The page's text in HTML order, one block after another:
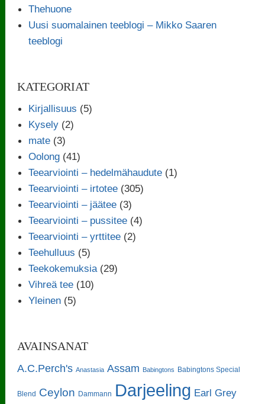
Thehuone
Uusi suomalainen teeblogi – Mikko Saaren
teeblogi
KATEGORIAT
Kirjallisuus (5)
Kysely (2)
mate (3)
Oolong (41)
Teearviointi – hedelmähaudute (1)
Teearviointi – irtotee (305)
Teearviointi – jäätee (3)
Teearviointi – pussitee (4)
Teearviointi – yrttitee (2)
Teehulluus (5)
Teekokemuksia(29)
Vihreä tee (10)
Yleinen (5)
AVAINSANAT
A.C.Perch's Anastasia Assam Babingtons Babingtons Special
Blend Ceylon Dammann Darjeeling Earl Grey